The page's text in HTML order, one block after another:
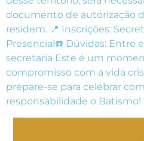
documento de autorização
residem. 📍 Inscrições:
Presencial☎️ Dúvidas: Entre
secretaria Este é um
compromisso com a vida
prepare-se para celebrar
responsabilidade o Batismo!